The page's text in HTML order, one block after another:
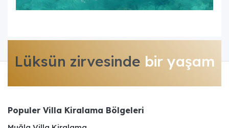
Lüksün zirvesinde bir yaşam
Populer Villa Kiralama Bölgeleri